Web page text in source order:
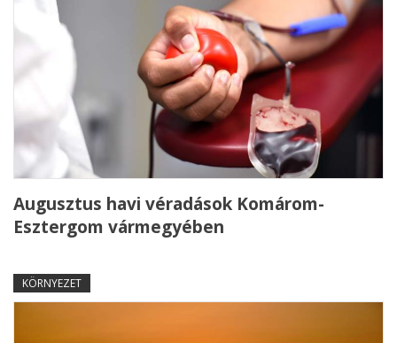
Augusztus havi véradások Komárom-
Esztergom vármegyében
KÖRNYEZET